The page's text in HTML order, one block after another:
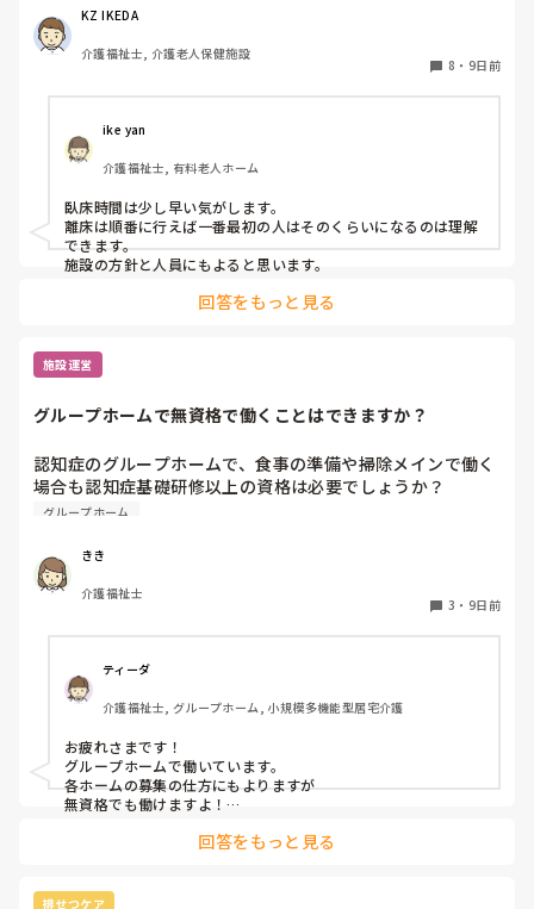
が、みなさんの施設は何時ごろから臥床、離床されてます
か？
KZ IKEDA
介護福祉士, 介護老人保健施設
8 ・ 9日前
ike yan
介護福祉士, 有料老人ホーム
臥床時間は少し早い気がします。
離床は順番に行えば一番最初の人はそのくらいになるのは理解
できます。
施設の方針と人員にもよると思います。
回答をもっと見る
施設運営
グループホームで無資格で働くことはできますか？
認知症のグループホームで、食事の準備や掃除メインで働く
場合も認知症基礎研修以上の資格は必要でしょうか？
無資格でも大丈夫でしょうか？
グループホーム
きき
介護福祉士
3 ・ 9日前
ティーダ
介護福祉士, グループホーム, 小規模多機能型居宅介護
お疲れさまです！
グループホームで働いています。
各ホームの募集の仕方にもよりますが
無資格でも働けますよ！
認知症に関してはもしかしたら
ただ、グループホームは利用者様がMAX9名で、その中に介助
回答をもっと見る
排せつケア